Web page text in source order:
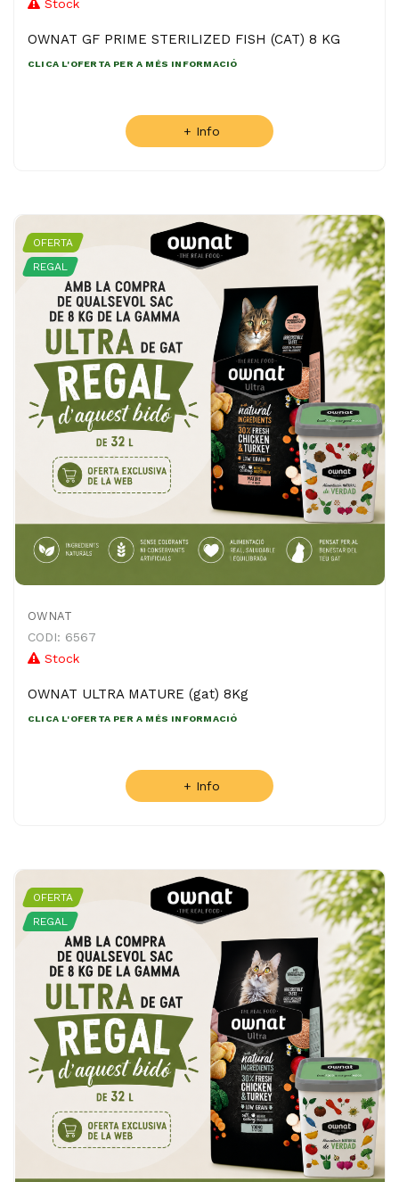
Stock
OWNAT GF PRIME STERILIZED FISH (CAT) 8 KG
CLICA L'OFERTA PER A MÉS INFORMACIÓ
+ Info
OFERTA
REGAL
OWNAT
CODI: 6567
Stock
OWNAT ULTRA MATURE (gat) 8Kg
CLICA L'OFERTA PER A MÉS INFORMACIÓ
+ Info
OFERTA
REGAL